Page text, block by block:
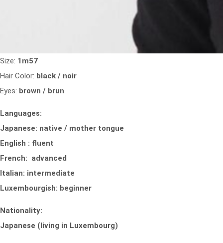
Size: 1m57
Hair Color: black / noir
Eyes: brown / brun
Languages:
Japanese: native / mother tongue
English : fluent
French: advanced
Italian: intermediate
Luxembourgish: beginner
Nationality:
Japanese (living in Luxembourg)